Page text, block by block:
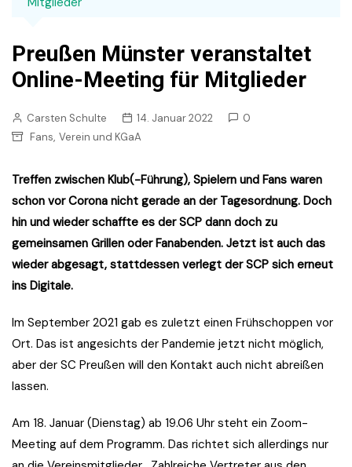
Preußen Münster veranstaltet
Online-Meeting für Mitglieder
Carsten Schulte 14. Januar 2022
0
Fans, Verein und KGaA
Treffen zwischen Klub(-Führung), Spielern und Fans waren
schon vor Corona nicht gerade an der Tagesordnung. Doch
hin und wieder schaffte es der SCP dann doch zu
gemeinsamen Grillen oder Fanabenden. Jetzt ist auch das
wieder abgesagt, stattdessen verlegt der SCP sich erneut
ins Digitale.
Im September 2021 gab es zuletzt einen Frühschoppen vor
Ort. Das ist angesichts der Pandemie jetzt nicht möglich,
aber der SC Preußen will den Kontakt auch nicht abreißen
lassen.
Am 18. Januar (Dienstag) ab 19.06 Uhr steht ein Zoom-
Meeting auf dem Programm. Das richtet sich allerdings nur